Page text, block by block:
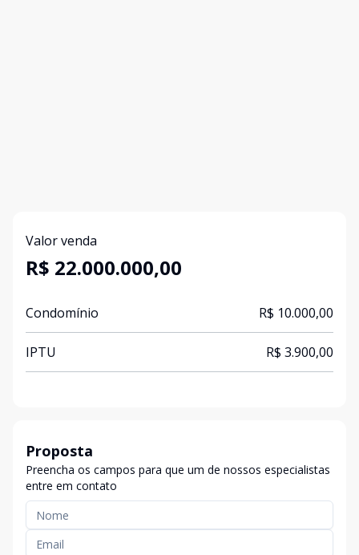
Valor venda
R$ 22.000.000,00
Condomínio R$ 10.000,00
IPTU R$ 3.900,00
Proposta
Preencha os campos para que um de nossos especialistas
entre em contato